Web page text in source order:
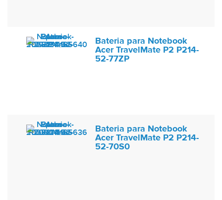
Bateria para Notebook
Acer TravelMate P2 P214-
52-77ZP
Bateria para Notebook
Acer TravelMate P2 P214-
52-70S0